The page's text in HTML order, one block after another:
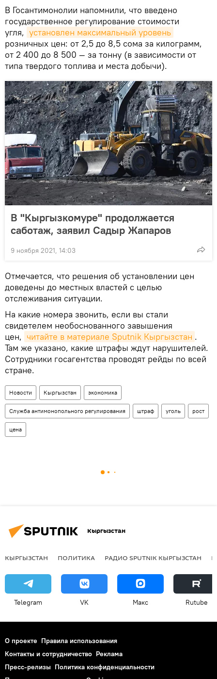
В Госантимонолии напомнили, что введено
государственное регулирование стоимости
угля, установлен максимальный уровень
розничных цен: от 2,5 до 8,5 сома за килограмм,
от 2 400 до 8 500 — за тонну (в зависимости от
типа твердого топлива и места добычи).
В "Кыргызкомуре" продолжается
саботаж, заявил Садыр Жапаров
9 ноября 2021, 14:03
Отмечается, что решения об установлении цен
доведены до местных властей с целью
отслеживания ситуации.
На какие номера звонить, если вы стали
свидетелем необоснованного завышения
цен, читайте в материале Sputnik Кыргызстан .
Там же указано, какие штрафы ждут нарушителей.
Сотрудники госагентства проводят рейды по всей
стране.
Новости Кыргызстан экономика
Служба антимонопольного регулирования штраф уголь рост
цена
Кыргызстан
КЫРГЫЗСТАН ПОЛИТИКА РАДИО SPUTNIK КЫРГЫЗСТАН
Telegram VK Макс Rutube
О проекте Правила использования
Контакты и сотрудничество Реклама
Пресс-релизы Политика конфиденциальности